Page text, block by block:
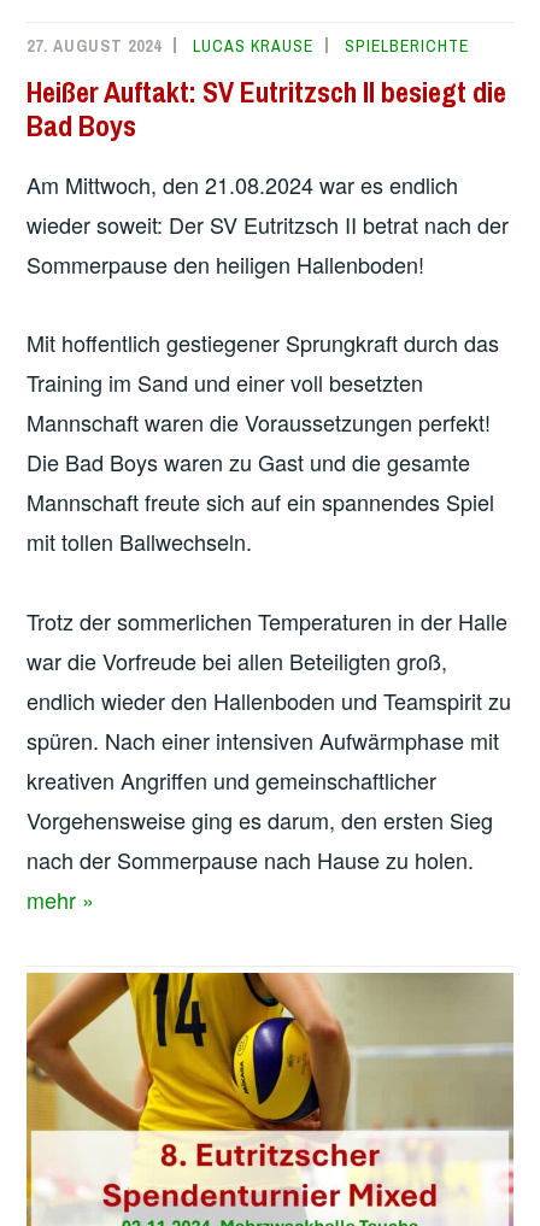
27. AUGUST 2024 LUCAS KRAUSE SPIELBERICHTE
Heißer Auftakt: SV Eutritzsch II besiegt die
Bad Boys
Am Mittwoch, den 21.08.2024 war es endlich
wieder soweit: Der SV Eutritzsch II betrat nach der
Sommerpause den heiligen Hallenboden!
Mit hoffentlich gestiegener Sprungkraft durch das
Training im Sand und einer voll besetzten
Mannschaft waren die Voraussetzungen perfekt!
Die Bad Boys waren zu Gast und die gesamte
Mannschaft freute sich auf ein spannendes Spiel
mit tollen Ballwechseln.
Trotz der sommerlichen Temperaturen in der Halle
war die Vorfreude bei allen Beteiligten groß,
endlich wieder den Hallenboden und Teamspirit zu
spüren. Nach einer intensiven Aufwärmphase mit
kreativen Angriffen und gemeinschaftlicher
Vorgehensweise ging es darum, den ersten Sieg
nach der Sommerpause nach Hause zu holen.
mehr »